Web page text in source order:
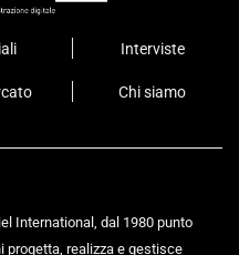
Interviste
Chi siamo
International, dal 1980 punto
progetta, realizza e gestisce